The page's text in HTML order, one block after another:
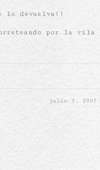
lo devuelva!)
por la vila
julio 5, 2007